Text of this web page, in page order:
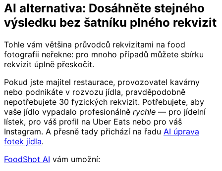
AI alternativa: Dosáhněte stejného
výsledku bez šatníku plného rekvizit
Tohle vám většina průvodců rekvizitami na food
fotografii neřekne: pro mnoho případů můžete sbírku
rekvizit úplně přeskočit.
Pokud jste majitel restaurace, provozovatel kavárny
nebo podnikáte v rozvozu jídla, pravděpodobně
nepotřebujete 30 fyzických rekvizit. Potřebujete, aby
vaše jídlo vypadalo profesionálně rychle — pro jídelní
lístek, pro váš profil na Uber Eats nebo pro váš
Instagram. A přesně tady přichází na řadu AI úprava
fotek jídla.
FoodShot AI vám umožní: